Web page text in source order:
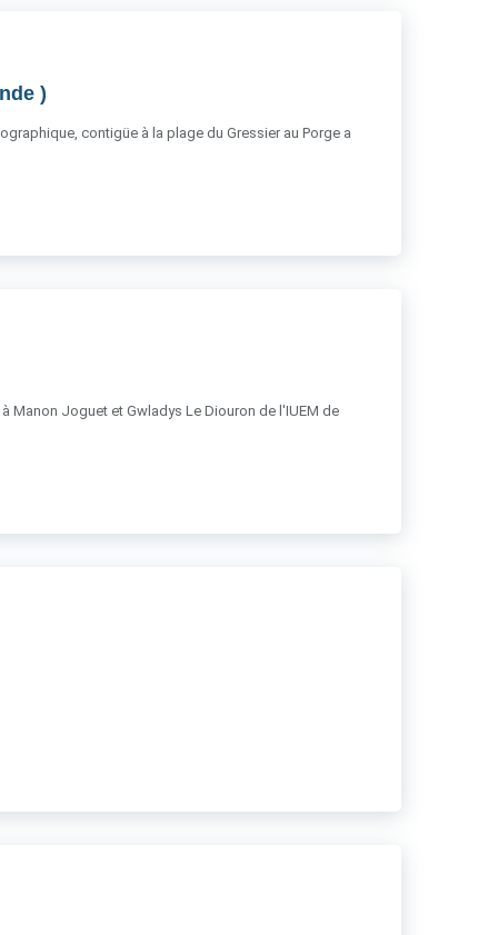
)
contigüe à la plage du Gressier au Porge a
Manon Joguet et Gwladys Le Diouron de l'IUEM de